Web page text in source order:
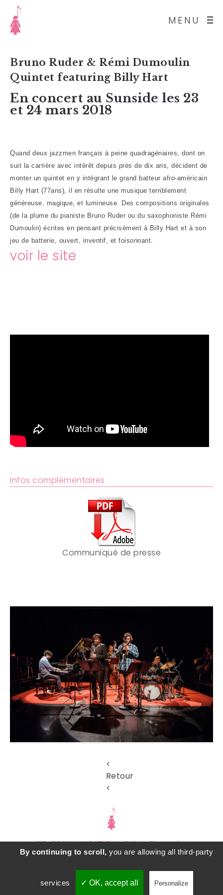
MENU
Bruno Ruder & Rémi Dumoulin
Quintet featuring Billy Hart
En concert au Sunside les 23
et 24 mars 2018
Quand deux jazzmen français à peine quadragénaires, dont on
suit la carrière avec intérêt depuis près de dix ans, décident de
monter un quintet en y intégrant le grand batteur afro-américain
Billy Hart (77ans), il en résulte une musique terriblement
généreuse, magique, et lumineuse. Des compositions originales
(de la plume du pianiste Bruno Ruder ou du saxophoniste Rémi
Dumoulin) écrites en pensant précisément à Billy Hart et à son
jeu de batterie, ouvert, inventif, et foisonnant.
voir le site
Infos complémentaires
Communiqué de presse
<
Retour
<
SD COMMUNICATION - Sylvie Durand -
sylviedurandcourrier@gmail.com- adapté par
Facebook
Twitter Skype
By continuing to scroll, you are allowing all third-party
services ✓ OK, accept all Personalize